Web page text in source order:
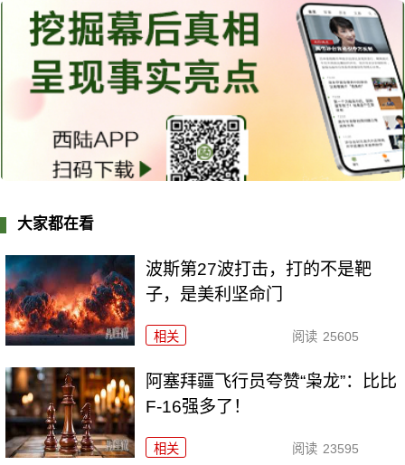
大家都在看
波斯第27波打击，打的不是靶
子，是美利坚命门
相关 阅读 25605
阿塞拜疆飞行员夸赞“枭龙”：比比
F-16强多了！
相关 阅读 23595